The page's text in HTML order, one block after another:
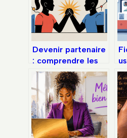
Devenir partenaire
: comprendre les
types et attentes
des partenariats
professionnels